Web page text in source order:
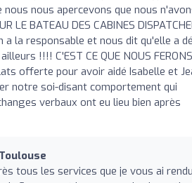
nous apercevons que nous
LE BATEAU DES CABINES
la responsable et nous dit qu'elle a
!!!! C'EST CE QUE NOUS
offerte pour avoir aidé Isabelle et
notre soi-disant comportement qui
verbaux ont eu lieu bien après
tous les services que je vous ai rendu